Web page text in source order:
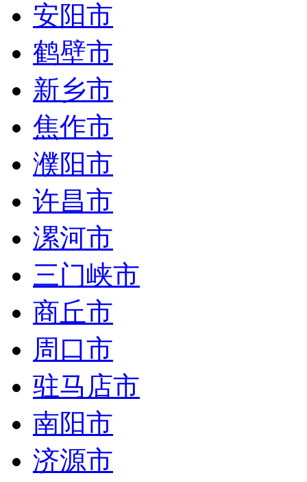
安阳市
鹤壁市
新乡市
焦作市
濮阳市
许昌市
漯河市
三门峡市
商丘市
周口市
驻马店市
南阳市
济源市